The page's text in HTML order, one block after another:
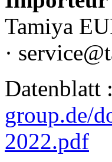
Tamiya
·
Datenblatt :
group.de/
2022.pdf